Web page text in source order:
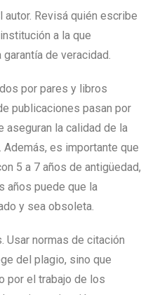
Revisá quién escribe
a la que
de veracidad.
por pares y libros
publicaciones pasan por
la calidad de la
es importante que
5 a 7 años de antigüedad,
años puede que la
y sea obsoleta.
Usar normas de citación
del plagio, sino que
por el trabajo de los